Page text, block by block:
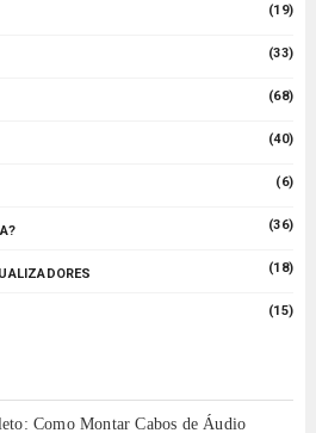
(19)
(33)
(68)
(40)
(6)
(36)
(18)
(15)
Como Montar Cabos de Áudio